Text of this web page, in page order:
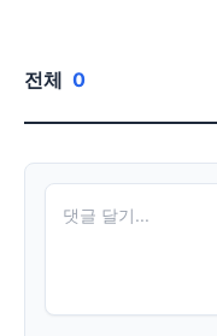
전체 0